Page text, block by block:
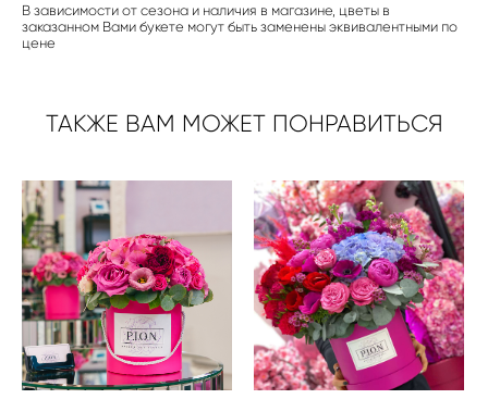
В зависимости от сезона и наличия в магазине, цветы в
заказанном Вами букете могут быть заменены эквивалентными по
цене
ТАКЖЕ ВАМ МОЖЕТ ПОНРАВИТЬСЯ